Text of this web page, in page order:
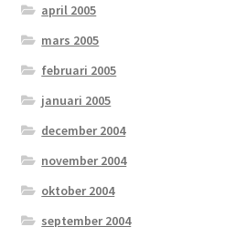
april 2005
mars 2005
februari 2005
januari 2005
december 2004
november 2004
oktober 2004
september 2004